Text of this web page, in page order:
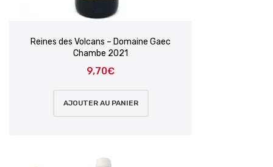
Reines des Volcans – Domaine Gaec
Chambe 2021
9,70€
AJOUTER AU PANIER